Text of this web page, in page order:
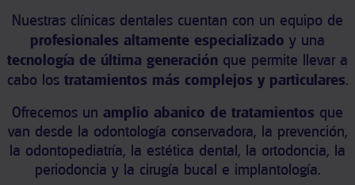
Nuestras clínicas dentales cuentan con un equipo de
profesionales altamente especializado y una
tecnología de última generación que permite llevar a
cabo los tratamientos más complejos y particulares.
Ofrecemos un amplio abanico de tratamientos que
van desde la odontología conservadora, la prevención,
la odontopediatría, la estética dental, la ortodoncia, la
periodoncia y la cirugía bucal e implantología.